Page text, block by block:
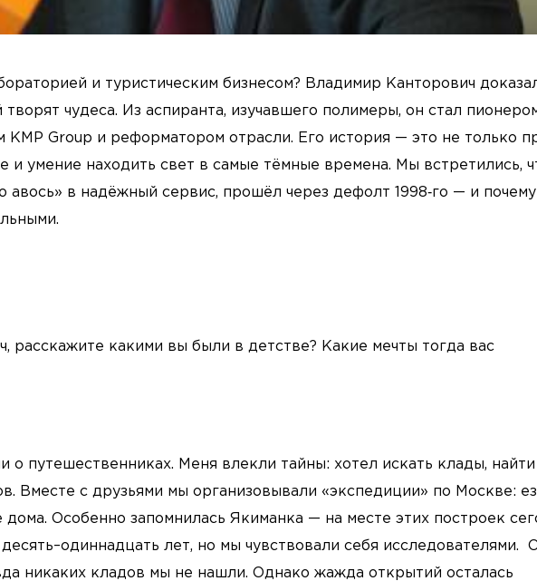
и туристическим бизнесом? Владимир Канторович
чудеса. Из аспиранта, изучавшего полимеры, он стал
KMP Group и реформатором отрасли. Его история — это не только
и умение находить свет в самые тёмные времена. Мы встретились,
авось» в надёжный сервис, прошёл через дефолт 1998‑го — и почему
расскажите какими вы были в детстве? Какие мечты тогда вас
о путешественниках. Меня влекли тайны: хотел искать клады, найти
Вместе с друзьями мы организовывали «экспедиции» по Москве:
Особенно запомнилась Якиманка — на месте этих построек
лет, но мы чувствовали себя исследователями.
никаких кладов мы не нашли. Однако жажда открытий осталась